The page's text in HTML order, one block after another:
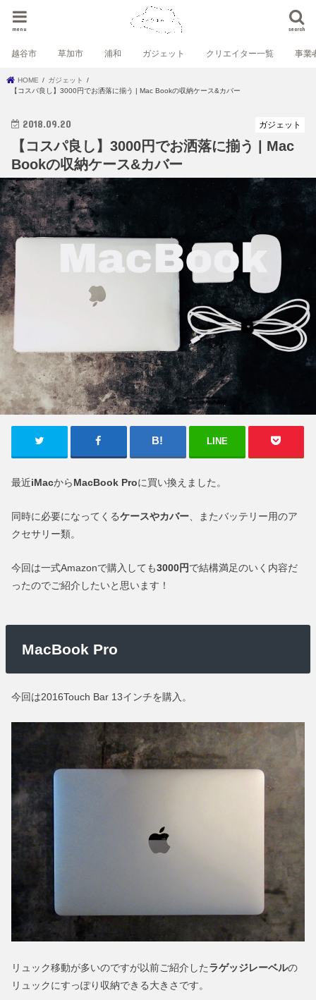
search
menu
越谷市 草加市 浦和 ガジェット クリエイター一覧 事業
HOME
ガジェット
【コスパ良し】3000円でお洒落に揃う | Mac Bookの収納ケース&カバー
ガジェット
2018.09.20
【コスパ良し】3000円でお洒落に揃う | Mac
Bookの収納ケース&カバー
LINE
最近iMacからMacBook Proに買い換えました。
同時に必要になってくるケースやカバー 、またバッテリー用のア
クセサリー類。
今回は一式Amazonで購入しても3000円で結構満足のいく内容だ
ったのでご紹介したいと思います！
MacBook Pro
今回は2016Touch Bar 13インチを購入。
リュック移動が多いのですが以前ご紹介したラゲッジレーベルの
リュックにすっぽり収納できる大きさです。